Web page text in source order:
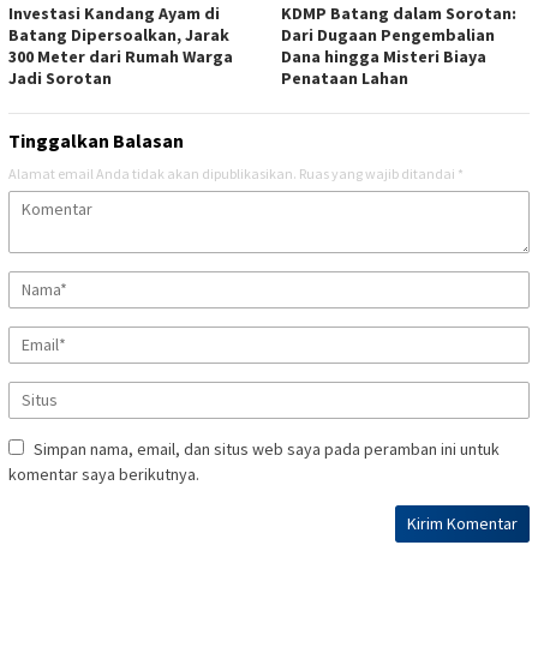
Investasi Kandang Ayam di
Batang Dipersoalkan, Jarak
300 Meter dari Rumah Warga
Jadi Sorotan
KDMP Batang dalam Sorotan:
Dari Dugaan Pengembalian
Dana hingga Misteri Biaya
Penataan Lahan
Tinggalkan Balasan
Alamat email Anda tidak akan dipublikasikan. Ruas yang wajib ditandai *
Simpan nama, email, dan situs web saya pada peramban ini untuk
komentar saya berikutnya.